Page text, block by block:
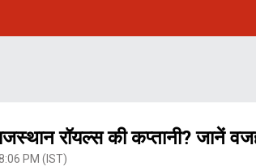
रॉयल्स की कप्तानी? जानें
PM (IST)